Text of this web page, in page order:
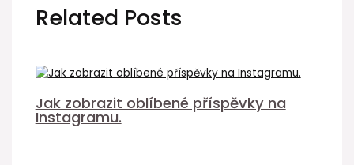
Related Posts
Jak zobrazit oblíbené příspěvky na
Instagramu.